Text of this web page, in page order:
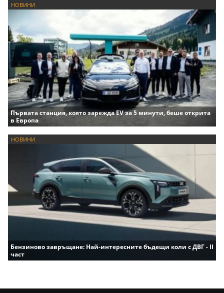
НОВИНИ
Първата станция, която зарежда EV за 5 минути, беше открита
в Европа
НОВИНИ
Бензиново завръщане: Най-интересните бъдещи коли с ДВГ - II
част